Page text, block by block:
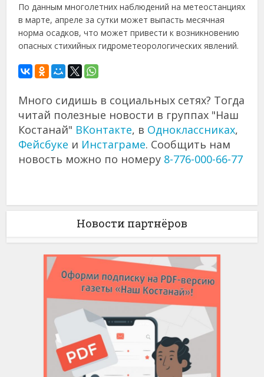
По данным многолетних наблюдений на метеостанциях
в марте, апреле за сутки может выпасть месячная
норма осадков, что может привести к возникновению
опасных стихийных гидрометеорологических явлений.
Много сидишь в социальных сетях? Тогда
читай полезные новости в группах "Наш
Костанай" ВКонтакте, в Одноклассниках,
Фейсбуке и Инстаграме. Сообщить нам
новость можно по номеру 8-776-000-66-77
Новости партнёров